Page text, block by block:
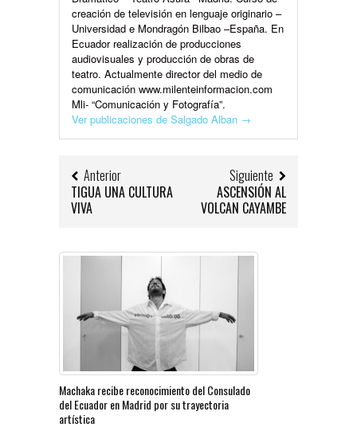
creación de televisión en lenguaje originario –
Universidad e Mondragón Bilbao –España. En
Ecuador realización de producciones
audiovisuales y producción de obras de
teatro. Actualmente director del medio de
comunicación www.milenteinformacion.com
Mli- “Comunicación y Fotografía”.
Ver publicaciones de Salgado Alban →
Anterior
TIGUA UNA CULTURA
VIVA
Siguiente
ASCENSIÓN AL
VOLCAN CAYAMBE
Machaka recibe reconocimiento del Consulado
del Ecuador en Madrid por su trayectoria
artística